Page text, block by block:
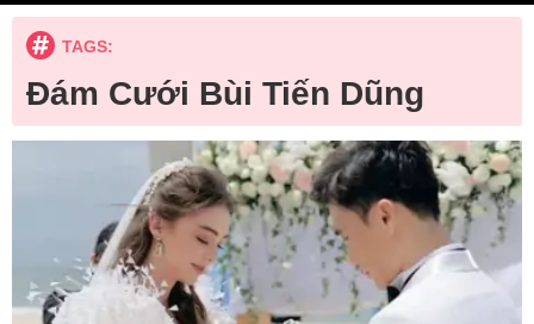
TAGS:
Đám Cưới Bùi Tiến Dũng